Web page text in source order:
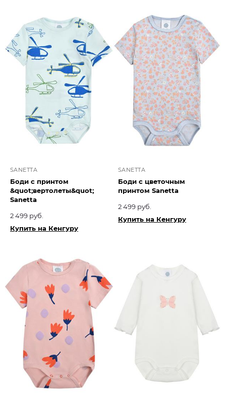
SANETTA
Боди с принтом
&quot;вертолеты&quot;
Sanetta
2 499 руб.
Купить на Кенгуру
SANETTA
Боди с цветочным
принтом Sanetta
2 499 руб.
Купить на Кенгуру